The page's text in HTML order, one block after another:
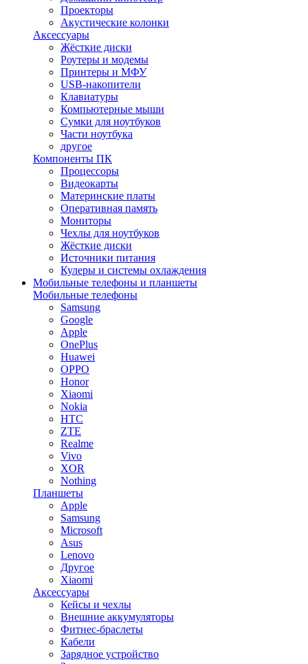
Проекторы
Акустические колонки
Аксессуары
Жёсткие диски
Роутеры и модемы
Принтеры и МФУ
USB-накопители
Клавиатуры
Компьютерные мыши
Сумки для ноутбуков
Части ноутбука
другое
Компоненты ПК
Процессоры
Видеокарты
Материнские платы
Оперативная память
Мониторы
Чехлы для ноутбуков
Жёсткие диски
Источники питания
Кулеры и системы охлаждения
Мобильные телефоны и планшеты
Мобильные телефоны
Samsung
Google
Apple
OnePlus
Huawei
OPPO
Honor
Xiaomi
Nokia
HTC
ZTE
Realme
Vivo
XOR
Nothing
Планшеты
Apple
Samsung
Microsoft
Asus
Lenovo
Другое
Xiaomi
Аксессуары
Кейсы и чехлы
Внешние аккумуляторы
Фитнес-браслеты
Кабели
Зарядное устройство